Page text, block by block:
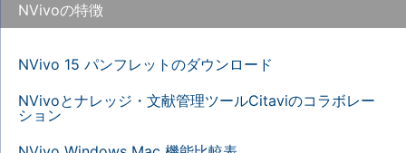
NVivoの特徴
NVivo 15 パンフレットのダウンロード
NVivoとナレッジ・文献管理ツールCitaviのコラボレー
ション